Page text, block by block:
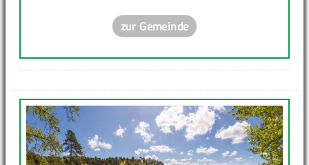
zur Gemeinde